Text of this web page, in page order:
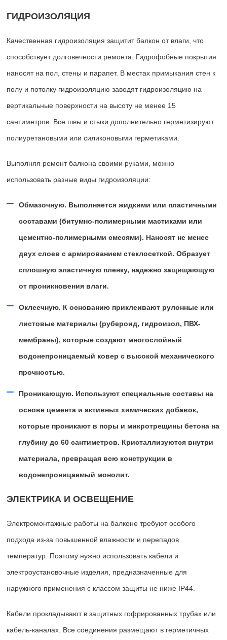
ГИДРОИЗОЛЯЦИЯ
Качественная гидроизоляция защитит балкон от влаги, что
способствует долговечности ремонта. Гидрофобные покрытия
наносят на пол, стены и парапет. В местах примыкания стен к
полу и потолку гидроизоляцию заводят гидроизоляцию на
вертикальные поверхности на высоту не менее 15
сантиметров. Все швы и стыки дополнительно герметизируют
полиуретановыми или силиконовыми герметиками.
Выполняя ремонт балкона своими руками, можно
использовать разные виды гидроизоляции:
Обмазочную. Выполняется жидкими или пластичными
составами (битумно-полимерными мастиками или
цементно-полимерными смесями). Наносят не менее
двух слоев с армированием стеклосеткой. Образует
сплошную эластичную пленку, надежно защищающую
от проникновения влаги.
Оклеечную. К основанию приклеивают рулонные или
листовые материалы (рубероид, гидроизол, ПВХ-
мембраны), которые создают многослойный
водонепроницаемый ковер с высокой механического
прочностью.
Проникающую. Используют специальные составы на
основе цемента и активных химических добавок,
которые проникают в поры и микротрещины бетона на
глубину до 60 сантиметров. Кристаллизуются внутри
материала, превращая всю конструкции в
водонепроницаемый монолит.
ЭЛЕКТРИКА И ОСВЕЩЕНИЕ
Электромонтажные работы на балконе требуют особого
подхода из-за повышенной влажности и перепадов
температур. Поэтому нужно использовать кабели и
электроустановочные изделия, предназначенные для
наружного применения с классом защиты не ниже IP44.
Кабели прокладывают в защитных гофрированных трубах или
кабель-каналах. Все соединения размещают в герметичных